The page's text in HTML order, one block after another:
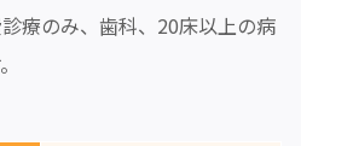
療のみ、歯科、20床以上の病